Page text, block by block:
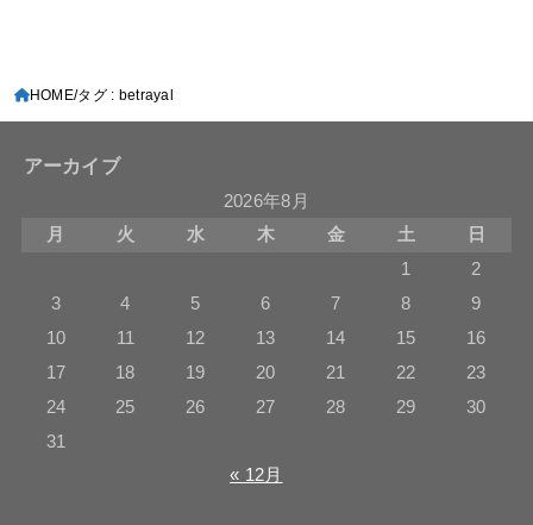
HOME タグ : betrayal
アーカイブ
2026年8月
月
火 水 木 金 土
日
1
2
3
4 5 6 7 8
9
10
11 12 13 14 15
16
17
18 19 20 21 22
23
24
25 26 27 28 29
30
31
« 12月